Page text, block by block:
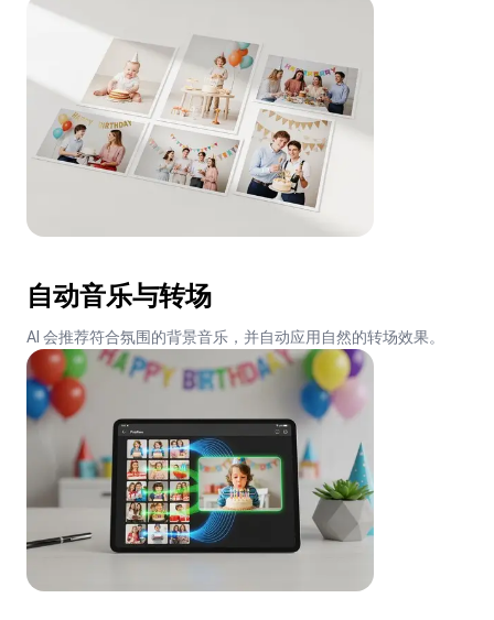
自动音乐与转场
AI 会推荐符合氛围的背景音乐，并自动应用自然的转场效果。